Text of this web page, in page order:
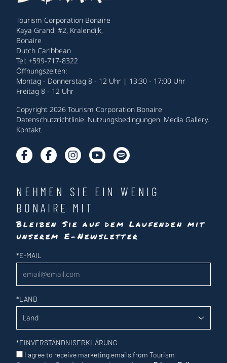
Tourism Corporation Bonaire
Kaya Grandi #2, Kralendijk,
Bonaire
Dutch Caribbean
Tel: +599-717-8322
Öffnungszeiten:
Montag - Donnerstag 8 - 12 Uhr | 13:30 - 17:00 Uhr
Freitag 8 - 12 Uhr
Copyright 2026 Tourism Corporation Bonaire
Datenschutzrichtlinie. Nutzungsbedingungen. Media Gallery.
Kontakt.
NEHMEN SIE EIN WENIG
BONAIRE MIT
Bleiben Sie auf dem Laufenden mit
unserem E-Newsletter
Newsletter
*E-MAIL
*LAND
*EINVERSTÄNDNISERKLÄRUNG
I agree to receive marketing emails from Tourism